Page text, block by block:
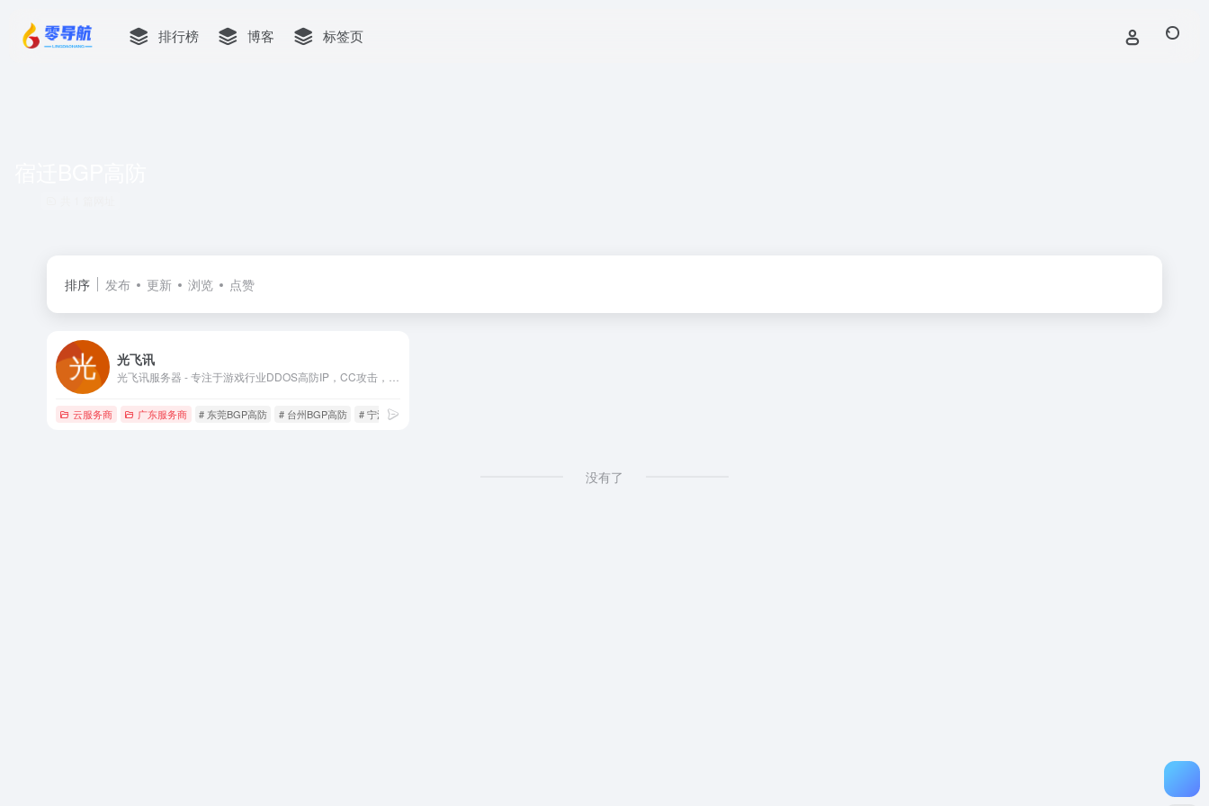
排行榜 博客 标签页
排序 发布 更新 浏览 点赞
光飞讯
云服务商 广东服务商 # 东莞BGP高防 # 台州BGP高防 # 宁波BGP高防
没有了